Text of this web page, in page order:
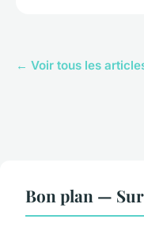
← Voir tous les
Bon plan —